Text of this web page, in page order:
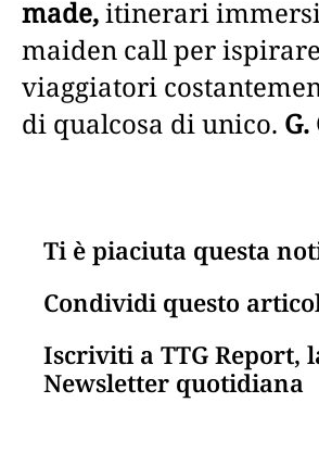
made,itinerari
maiden call per
viaggiatori
di qualcosa di unico. G.
Ti è piaciuta questa
Condividi questo
Iscriviti a TTG Report,
Newsletter quotidiana